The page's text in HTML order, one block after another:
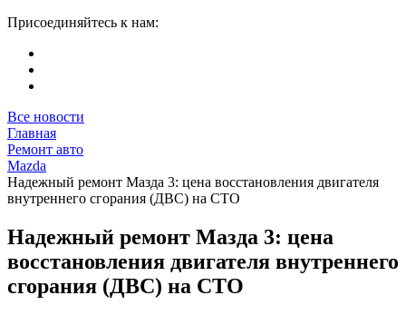
Присоединяйтесь к нам:
Все новости
Главная
Ремонт авто
Mazda
Надежный ремонт Мазда 3: цена восстановления двигателя
внутреннего сгорания (ДВС) на СТО
Надежный ремонт Мазда 3: цена
восстановления двигателя внутреннего
сгорания (ДВС) на СТО